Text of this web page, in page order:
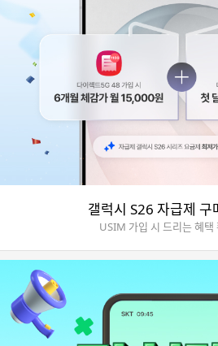
갤럭시 S26 자급제 구
USIM 가입 시 드리는 혜택